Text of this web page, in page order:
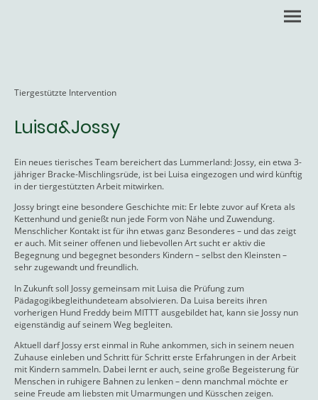
Tiergestützte Intervention
Luisa&Jossy
Ein neues tierisches Team bereichert das Lummerland: Jossy, ein etwa 3-
jähriger Bracke-Mischlingsrüde, ist bei Luisa eingezogen und wird künftig
in der tiergestützten Arbeit mitwirken.
Jossy bringt eine besondere Geschichte mit: Er lebte zuvor auf Kreta als
Kettenhund und genießt nun jede Form von Nähe und Zuwendung.
Menschlicher Kontakt ist für ihn etwas ganz Besonderes – und das zeigt
er auch. Mit seiner offenen und liebevollen Art sucht er aktiv die
Begegnung und begegnet besonders Kindern – selbst den Kleinsten –
sehr zugewandt und freundlich.
In Zukunft soll Jossy gemeinsam mit Luisa die Prüfung zum
Pädagogikbegleithundeteam absolvieren. Da Luisa bereits ihren
vorherigen Hund Freddy beim MITTT ausgebildet hat, kann sie Jossy nun
eigenständig auf seinem Weg begleiten.
Aktuell darf Jossy erst einmal in Ruhe ankommen, sich in seinem neuen
Zuhause einleben und Schritt für Schritt erste Erfahrungen in der Arbeit
mit Kindern sammeln. Dabei lernt er auch, seine große Begeisterung für
Menschen in ruhigere Bahnen zu lenken – denn manchmal möchte er
seine Freude am liebsten mit Umarmungen und Küsschen zeigen.